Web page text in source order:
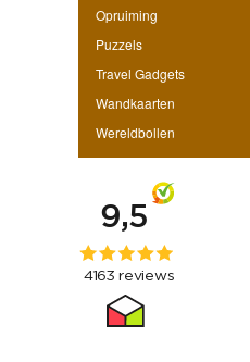
Opruiming
Puzzels
Travel Gadgets
Wandkaarten
Wereldbollen